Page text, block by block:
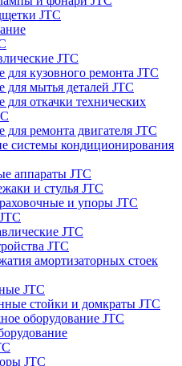
JTC
JTC
для кузовного ремонта JTC
для мытья деталей JTC
для откачки технических
для ремонта двигателя JTC
системы кондиционирования
аппараты JTC
и стулья JTC
и упоры JTC
JTC
JTC
амортизаторных стоек
JTC
стойки и домкраты JTC
оборудование JTC
JTC